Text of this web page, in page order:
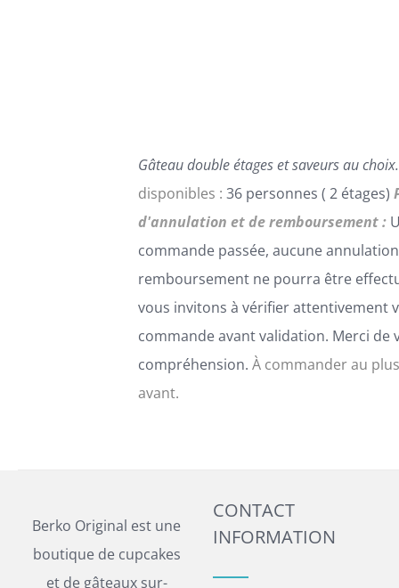
Gâteau double étages et saveurs au choix.
disponibles : 36 personnes ( 2 étages)
d'annulation et de remboursement :
commande passée, aucune
remboursement ne pourra être
vous invitons à vérifier attentivement
commande avant validation. Merci de
compréhension. À commander au
avant.
Berko Original est une
boutique de cupcakes
et de gâteaux sur-
CONTACT
INFORMATION